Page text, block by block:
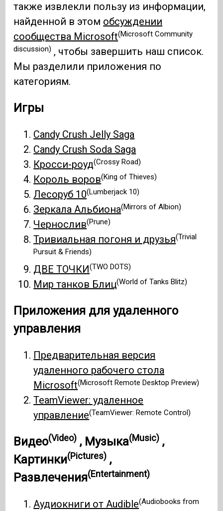
также извлекли пользу из информации,
найденной в этом обсуждении
сообщества Microsoft(Microsoft Community
discussion) , чтобы завершить наш список.
Мы разделили приложения по
категориям.
Игры
Candy Crush Jelly Saga
Candy Crush Soda Saga
Кросси-роуд(Crossy Road)
Король воров(King of Thieves)
Лесоруб 10(Lumberjack 10)
Зеркала Альбиона(Mirrors of Albion)
Чернослив(Prune)
Тривиальная погоня и друзья(Trivial
Pursuit & Friends)
ДВЕ ТОЧКИ(TWO DOTS)
Мир танков Блиц(World of Tanks Blitz)
Приложения для удаленного
управления
Предварительная версия
удаленного рабочего стола
Microsoft(Microsoft Remote Desktop Preview)
TeamViewer: удаленное
управление(TeamViewer: Remote Control)
Видео(Video) , Музыка(Music) ,
Картинки(Pictures) ,
Развлечения(Entertainment)
Аудиокниги от Audible(Audiobooks from